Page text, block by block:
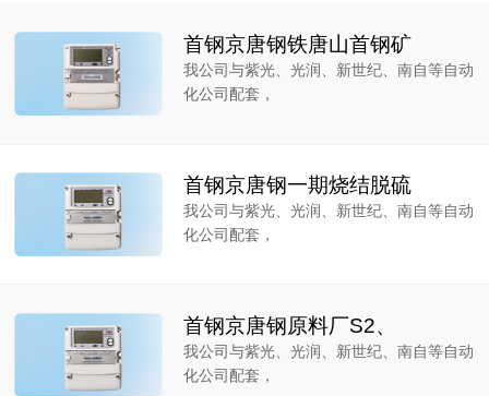
首钢京唐钢铁唐山首钢矿
我公司与紫光、光润、新世纪、南自等自动
化公司配套，
首钢京唐钢一期烧结脱硫
我公司与紫光、光润、新世纪、南自等自动
化公司配套，
首钢京唐钢原料厂S2、
我公司与紫光、光润、新世纪、南自等自动
化公司配套，